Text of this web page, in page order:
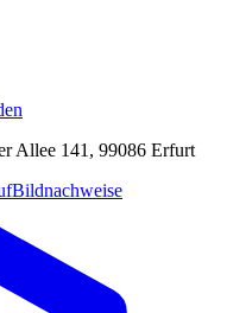
Allee 141 , 99086 Erfurt
Bildnachweise